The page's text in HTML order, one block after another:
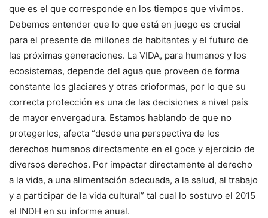
que es el que corresponde en los tiempos que vivimos.
Debemos entender que lo que está en juego es crucial
para el presente de millones de habitantes y el futuro de
las próximas generaciones. La VIDA, para humanos y los
ecosistemas, depende del agua que proveen de forma
constante los glaciares y otras crioformas, por lo que su
correcta protección es una de las decisiones a nivel país
de mayor envergadura. Estamos hablando de que no
protegerlos, afecta “desde una perspectiva de los
derechos humanos directamente en el goce y ejercicio de
diversos derechos. Por impactar directamente al derecho
a la vida, a una alimentación adecuada, a la salud, al trabajo
y a participar de la vida cultural” tal cual lo sostuvo el 2015
el INDH en su informe anual.